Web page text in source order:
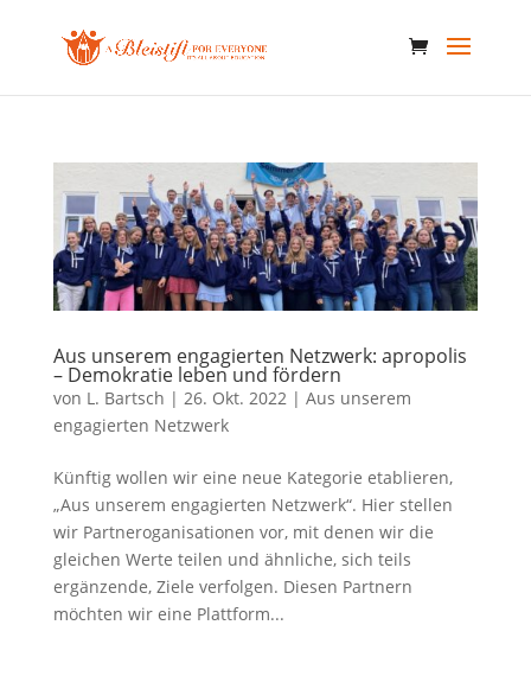
Aus unserem engagierten Netzwerk: apropolis
– Demokratie leben und fördern
von L. Bartsch | 26. Okt. 2022| Aus unserem
engagierten Netzwerk
Künftig wollen wir eine neue Kategorie etablieren,
„Aus unserem engagierten Netzwerk“. Hier stellen
wir Partneroganisationen vor, mit denen wir die
gleichen Werte teilen und ähnliche, sich teils
ergänzende, Ziele verfolgen. Diesen Partnern
möchten wir eine Plattform...